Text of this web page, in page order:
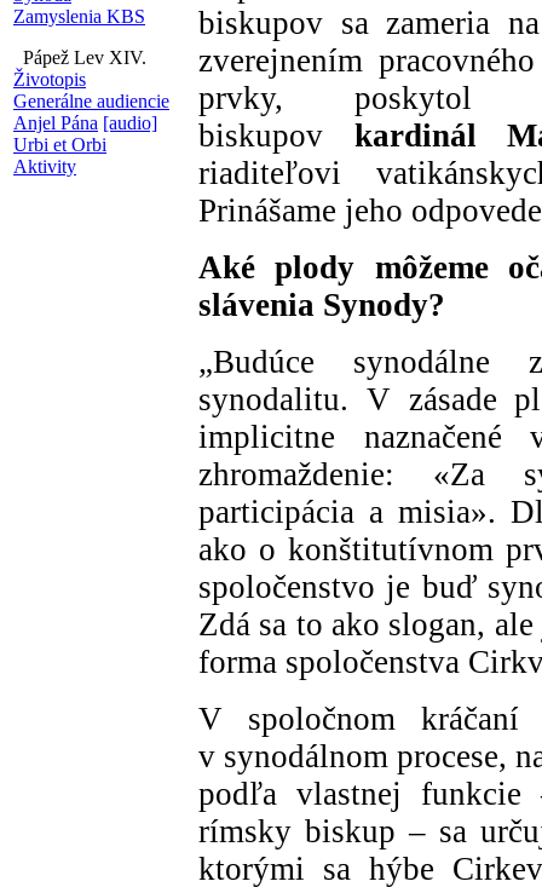
Zamyslenia KBS
Pápež Lev XIV.
Životopis
Generálne audiencie
Anjel Pána [audio]
Urbi et Orbi
Aktivity
biskupov sa zameria
zverejnením
prvky, poskytol
biskupov kardinál
riaditeľovi
Prinášame jeho
Aké plody môžeme
slávenia Synody?
„Budúce synodálne
synodalitu. V zásade
implicitne
zhromaždenie: «Za
participácia a misia».
ako o konštitutívnom
spoločenstvo je buď
Zdá sa to ako slogan,
forma spoločenstva
V spoločnom
v synodálnom procese,
podľa vlastnej
rímsky biskup – sa
ktorými sa hýbe